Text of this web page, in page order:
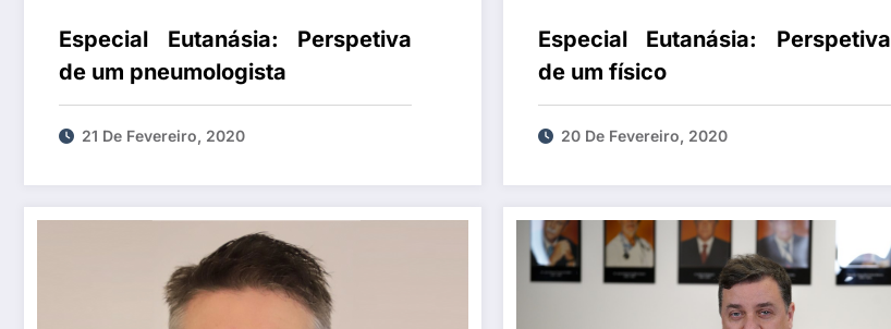
Especial Eutanásia: Perspetiva
de um pneumologista
21 De Fevereiro, 2020
Especial Eutanásia: Perspetiva
de um físico
20 De Fevereiro, 2020